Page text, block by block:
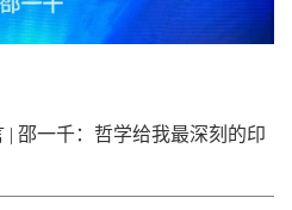
| 邵一千：哲学给我最深刻的印